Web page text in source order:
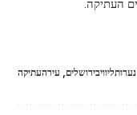
העתיקה.
נערותליוויבירושלים עירהעתיקה